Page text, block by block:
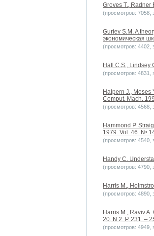
Groves T., Radner
(просмотров: 7058,
Guriev S.M. A
экономическая
(просмотров: 4402,
Hall C.S., Lindsey
(просмотров: 4831,
Halpern J., Moses
Comput. Mach.
(просмотров: 4568,
Hammond P.
1979. Vol. 46. №
(просмотров: 4540,
Handy C.
(просмотров: 4790,
Harris M.,
(просмотров: 4890,
Harris M., Raviv
20. N 2. P. 231. –
(просмотров: 4949,